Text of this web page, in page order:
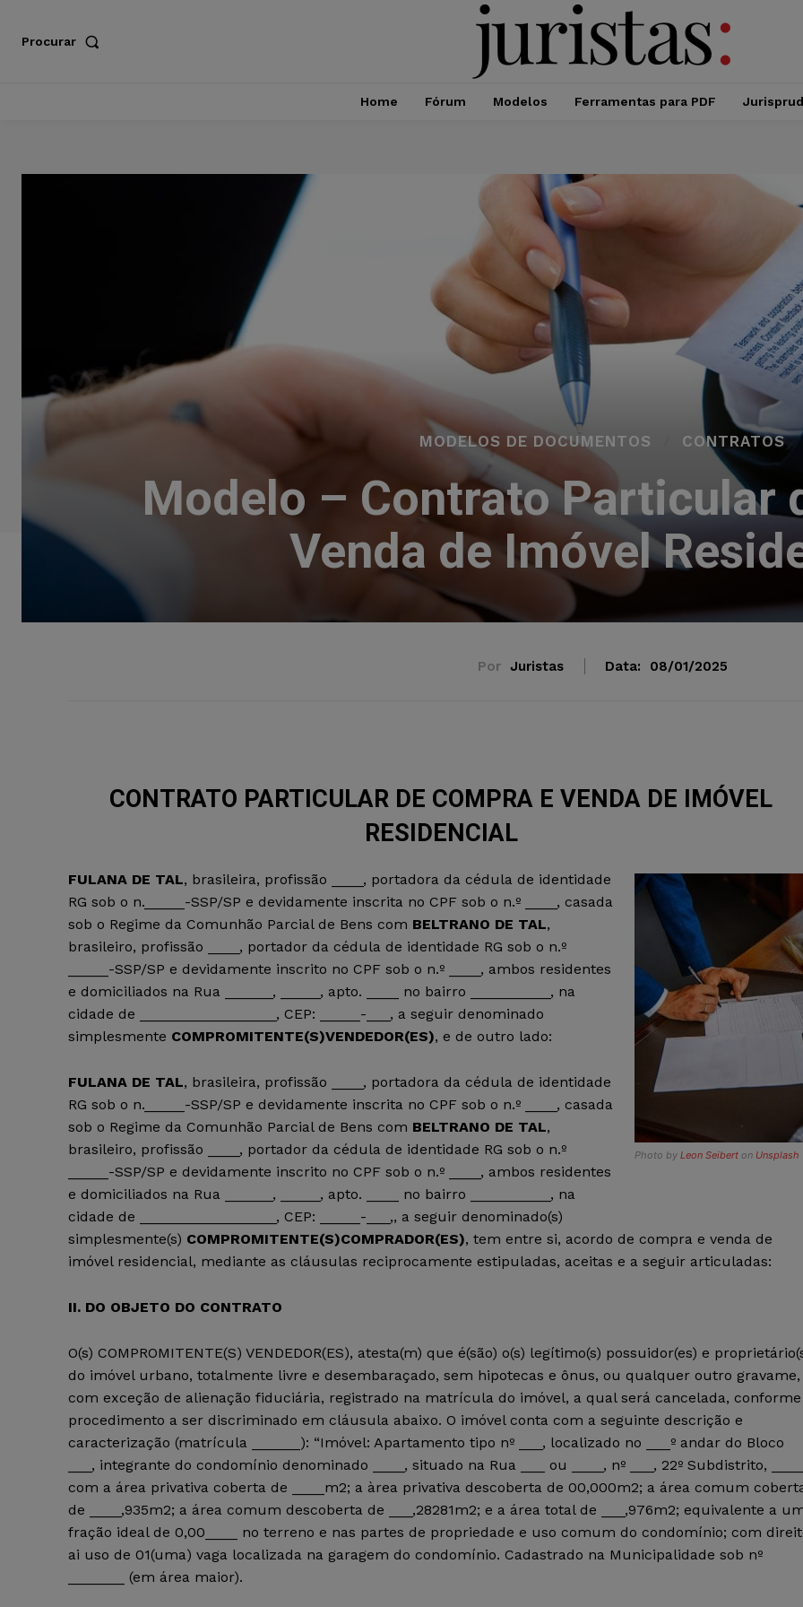
Procurar
Home Fórum Modelos Ferramentas para PDF
MODELOS DE DOCUMENTOS CONTRATOS
Modelo – Contrato Particular
Venda de Imóvel
Por Juristas Data: 08/01/2025
CONTRATO PARTICULAR DE COMPRA E VENDA DE IMÓVEL
RESIDENCIAL
Photo byLeon Seibert on Unsplash
FULANA DE TAL, brasileira, profissão ____, portadora da cédula de identidade
RG sob o n._____-SSP/SP e devidamente inscrita no CPF sob o n.º ____, casada
sob o Regime da Comunhão Parcial de Bens com BELTRANO DE TAL,
brasileiro, profissão ____, portador da cédula de identidade RG sob o n.º
_____-SSP/SP e devidamente inscrito no CPF sob o n.º ____, ambos residentes
e domiciliados na Rua ______, _____, apto. ____ no bairro __________, na
cidade de _________________, CEP: _____-___, a seguir denominado
simplesmente COMPROMITENTE(S)VENDEDOR(ES), e de outro lado:
FULANA DE TAL, brasileira, profissão ____, portadora da cédula de identidade
RG sob o n._____-SSP/SP e devidamente inscrita no CPF sob o n.º ____, casada
sob o Regime da Comunhão Parcial de Bens com BELTRANO DE TAL,
brasileiro, profissão ____, portador da cédula de identidade RG sob o n.º
_____-SSP/SP e devidamente inscrito no CPF sob o n.º ____, ambos residentes
e domiciliados na Rua ______, _____, apto. ____ no bairro __________, na
cidade de _________________, CEP: _____-___,, a seguir denominado(s)
simplesmente(s) COMPROMITENTE(S)COMPRADOR(ES), tem entre si, acordo de compra e venda de
imóvel residencial, mediante as cláusulas reciprocamente estipuladas, aceitas e a seguir articuladas:
II. DO OBJETO DO CONTRATO
O(s) COMPROMITENTE(S) VENDEDOR(ES), atesta(m) que é(são) o(s) legítimo(s) possuidor(es) e
do imóvel urbano, totalmente livre e desembaraçado, sem hipotecas e ônus, ou qualquer outro gravame,
com exceção de alienação fiduciária, registrado na matrícula do imóvel, a qual será cancelada, conforme
procedimento a ser discriminado em cláusula abaixo. O imóvel conta com a seguinte descrição e
caracterização (matrícula ______): “Imóvel: Apartamento tipo nº ___, localizado no ___º andar do Bloco
___, integrante do condomínio denominado ____, situado na Rua ___ ou ____, nº ___, 22º Subdistrito,
com a área privativa coberta de ____m2; a àrea privativa descoberta de 00,000m2; a área comum
de ____,935m2; a área comum descoberta de ___,28281m2; e a área total de ___,976m2; equivalente a
fração ideal de 0,00____ no terreno e nas partes de propriedade e uso comum do condomínio; com
ai uso de 01(uma) vaga localizada na garagem do condomínio. Cadastrado na Municipalidade sob nº
_______ (em área maior).